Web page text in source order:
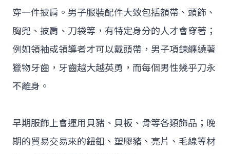
穿一件披肩。男子服裝配件大致包括額帶、頭飾、
胸兜、披肩、刀袋等，有特定身分的人才會穿著；
例如領袖或領導者才可以戴頭帶，男子項鍊纏繞著
獵物牙齒，牙齒越大越英勇，而每個男性幾乎刀永
不離身。
早期服飾上會運用貝豬、貝板、骨等各類飾品；晚
期的貿易交易來的鈕釦、塑膠豬、亮片、毛線等材